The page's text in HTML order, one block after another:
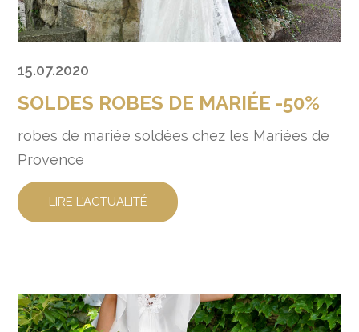
15.07.2020
SOLDES ROBES DE MARIÉE -50%
robes de mariée soldées chez les Mariées de
Provence
LIRE L'ACTUALITÉ